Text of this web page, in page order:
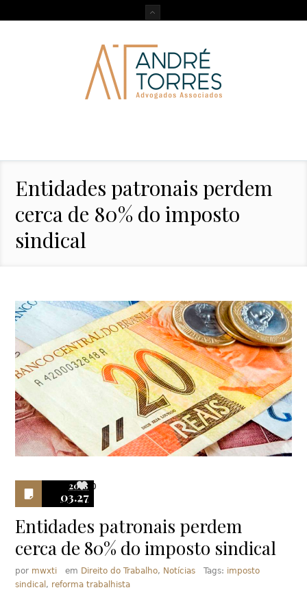
Entidades patronais perdem
cerca de 80% do imposto
sindical
2018
03.27
0
Entidades patronais perdem
cerca de 80% do imposto sindical
por mwxti em Direito do Trabalho, Notícias Tags: imposto
sindical , reforma trabalhista